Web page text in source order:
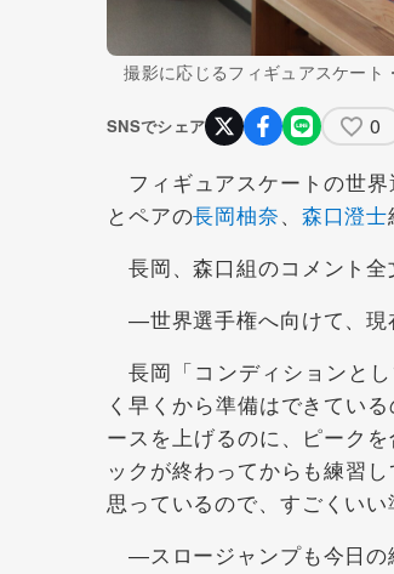
撮影に応じるフィギュアスケート
SNSでシェア 0
フィギュアスケートの世
とペアの長岡柚奈、 森口澄士
長岡、森口組のコメント全
―世界選手権へ向けて、現
長岡「コンディションと
く早くから準備はできてい
ースを上げるのに、ピーク
ックが終わってからも練習
思っているので、すごくい
―スロージャンプも今日の